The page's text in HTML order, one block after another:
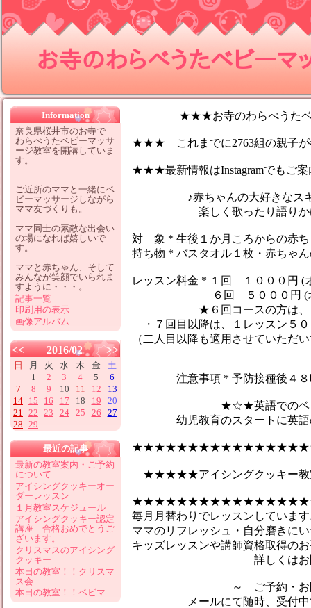
お寺のわらべうたベビーマッ
★★★お寺のわらべうたベ
★★★ これまでに2763組の親子が
★★★最新情報はInstagramでもご案
♪赤ちゃんの大好きなスキン
楽しく歌ったり語りかけな
対 象 * 生後１か月ころからの赤ち
持ち物 * バスタオル１枚・赤ちゃ
レッスン料金 * １回 １０００円 (
６回 ５０００円 (オイ
★６回コースの方は、１レ
・７回目以降は、１レッスン５
（二人目以降も適用させていただ
注意事項 * 予防接種後４８時
★☆★英語でのベビーマ
幼児教育のスタートに英語の
★★★★★アイシングクッキー
毎月月替わりでレッスンしていま
ママのリフレッシュ・自分磨きに
キッズレッスンや講師資格取得の
詳しくはお問合せ
～ ご予約・お問い
メールにて随時、受付中で
Information
奈良県桜井市のお寺で
わらべうたベビーマッサ
ージ教室を開講していま
す。
ご近所のママと一緒にベ
ビーマッサージしながら
ママ友づくりも。
ママ同士の素敵な出会い
の場になれば嬉しいで
す。
ママと赤ちゃん、そして
みんなが笑顔でいられま
すように・・・。
記事一覧
印刷用の表示
画像アルバム
<< 2016/02 >>
日 月 火 水 木 金
土
1
2 3 4 5
6
7
8 9 10 11 12
13
14 15 16 17 18 19
20
21
22 23 24 25 26
27
28
29
最近の記事
最新の教室案内・ご予約
について
アイシングクッキーオー
ダーレッスン
１月教室スケジュール
アイシングクッキー認定
講座 合格おめでとうご
ざいます。
クリスマスのアイシング
クッキー
本日の教室！！クリスマ
ス会
本日の教室！！ベビマ